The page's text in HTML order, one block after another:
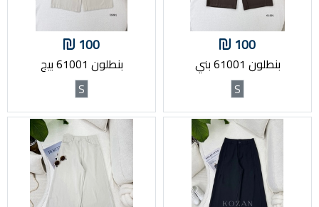
100
بنطلون 61001 بني
S
100
بنطلون 61001 بيج
S